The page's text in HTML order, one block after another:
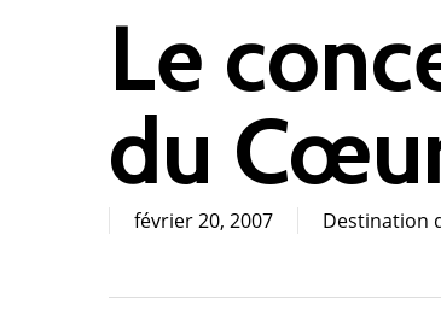
Le
du
février 20, 2007 Destination